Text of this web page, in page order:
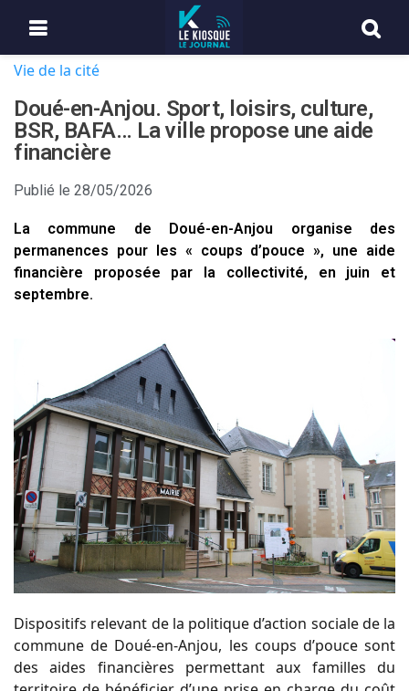
Vie de la cité
Doué-en-Anjou. Sport, loisirs, culture,
BSR, BAFA… La ville propose une aide
financière
Publié le 28/05/2026
La commune de Doué-en-Anjou organise des
permanences pour les « coups d’pouce », une aide
financière proposée par la collectivité, en juin et
septembre.
Dispositifs relevant de la politique d’action sociale de la
commune de Doué-en-Anjou, les coups d’pouce sont
des aides financières permettant aux familles du